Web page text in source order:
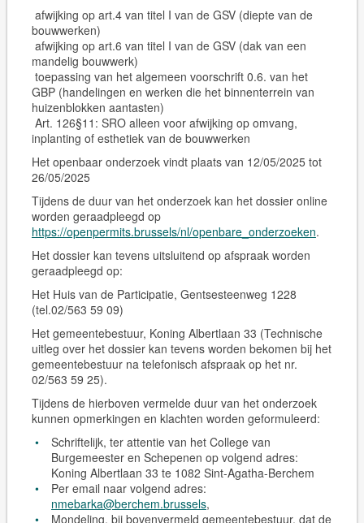
afwijking op art.4 van titel I van de GSV (diepte van de
bouwwerken)
afwijking op art.6 van titel I van de GSV (dak van een
mandelig bouwwerk)
toepassing van het algemeen voorschrift 0.6. van het
GBP (handelingen en werken die het binnenterrein van
huizenblokken aantasten)
Art. 126§11: SRO alleen voor afwijking op omvang,
inplanting of esthetiek van de bouwwerken
Het openbaar onderzoek vindt plaats van 12/05/2025 tot
26/05/2025
Tijdens de duur van het onderzoek kan het dossier online
worden geraadpleegd op
https://openpermits.brussels/nl/openbare_onderzoeken.
Het dossier kan tevens uitsluitend op afspraakworden
geraadpleegd op:
Het Huis van de Participatie, Gentsesteenweg 1228
(tel.02/563 59 09)
Het gemeentebestuur, Koning Albertlaan 33 (Technische
uitleg over het dossier kan tevens worden bekomen bij het
gemeentebestuur na telefonisch afspraak op het nr.
02/563 59 25).
Tijdens de hierboven vermelde duur van het onderzoek
kunnen opmerkingen en klachten worden geformuleerd:
Schriftelijk, ter attentie van het College van
Burgemeester en Schepenen op volgend adres:
Koning Albertlaan 33 te 1082 Sint-Agatha-Berchem
Per email naar volgend adres:
nmebarka@berchem.brussels,
Mondeling, bij bovenvermeld gemeentebestuur, dat de